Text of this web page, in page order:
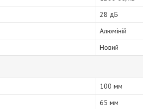
28 дБ
Алюміній
Новий
100 мм
65 мм